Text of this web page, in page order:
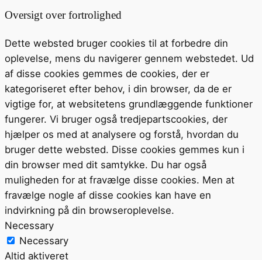
Oversigt over fortrolighed
Dette websted bruger cookies til at forbedre din
oplevelse, mens du navigerer gennem webstedet. Ud
af disse cookies gemmes de cookies, der er
kategoriseret efter behov, i din browser, da de er
vigtige for, at websitetens grundlæggende funktioner
fungerer. Vi bruger også tredjepartscookies, der
hjælper os med at analysere og forstå, hvordan du
bruger dette websted. Disse cookies gemmes kun i
din browser med dit samtykke. Du har også
muligheden for at fravælge disse cookies. Men at
fravælge nogle af disse cookies kan have en
indvirkning på din browseroplevelse.
Necessary
Necessary
Altid aktiveret